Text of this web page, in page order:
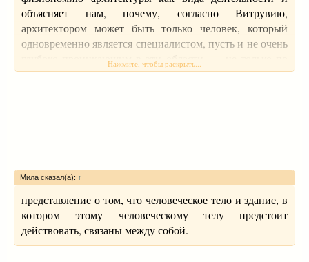
объясняет нам, почему, согласно Витрувию,
архитектором может быть только человек, который
одновременно является специалистом, пусть и не очень
глубоко проникающим в эти области, — не только по
статике, механике, не только умеет что-то вычислять,
существования этой восточно-средиземноморской
цивилизации, — эти представления и сейчас
определяют дух профессии архитектора. Это
представления о том, что строение, здание в той или
иной степени либо воспроизводит действие демиурга,
Нажмите, чтобы раскрыть...
Мила сказал(а): ↑
представление о том, что человеческое тело и здание, в
котором этому человеческому телу предстоит
действовать, связаны между собой.